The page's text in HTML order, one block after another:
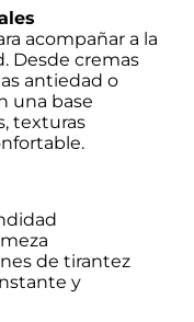
acompañar a la
Desde cremas
antiedad o
una base
texturas
de tirantez
y